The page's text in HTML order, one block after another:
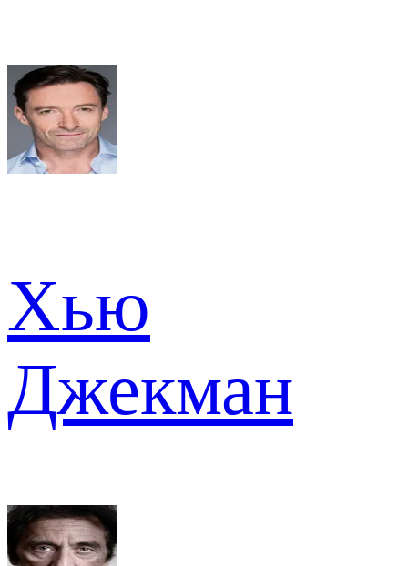
Хью
Джекман